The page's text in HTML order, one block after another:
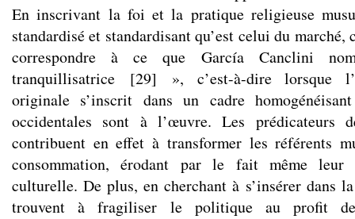
En inscrivant la foi et la pratique religieuse
standardisé et standardisant qu’est celui du marché,
correspondre à ce que García Canclini
tranquillisatrice [29] », c’est-à-dire lorsque
originale s’inscrit dans un cadre
occidentales sont à l’œuvre. Les prédicateurs
contribuent en effet à transformer les référents
consommation, érodant par le fait même leur
culturelle. De plus, en cherchant à s’insérer dans
trouvent à fragiliser le politique au profit